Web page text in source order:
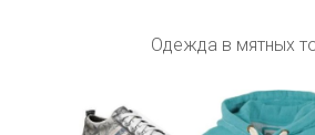
Одежда в мятных